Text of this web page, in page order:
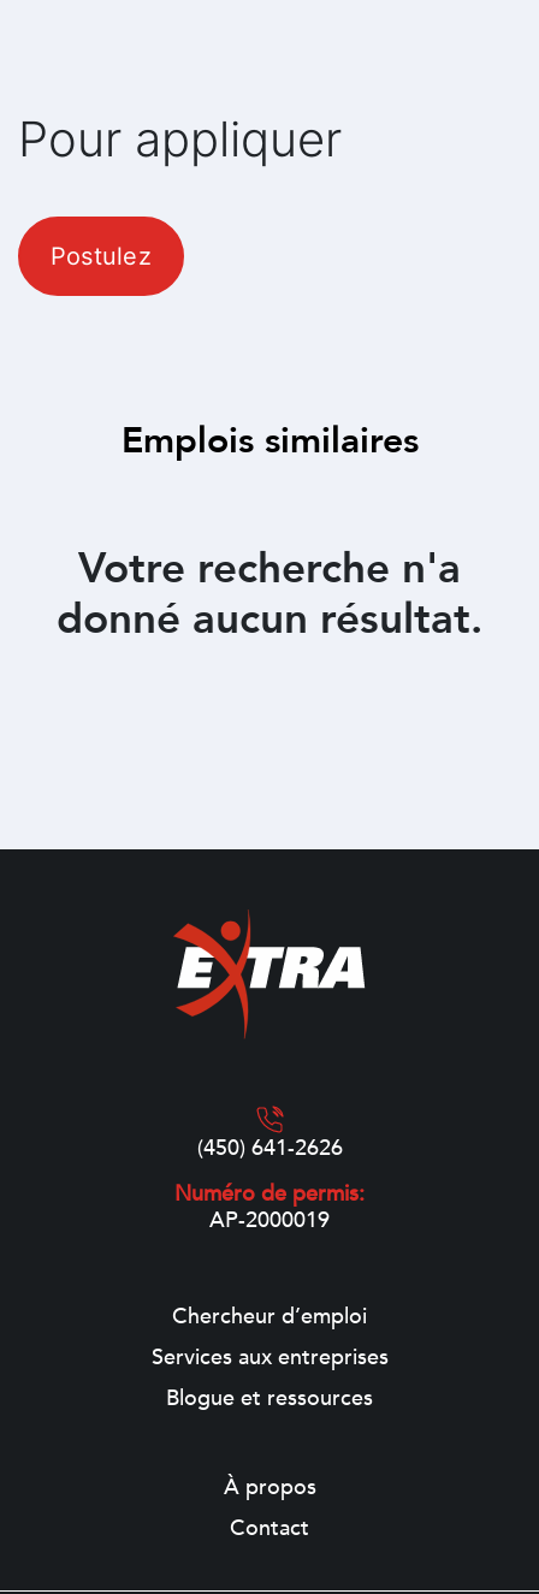
Pour appliquer
Postulez
Emplois similaires
Votre recherche n'a
donné aucun résultat.
(450) 641-2626
Numéro de permis:
AP-2000019
Chercheur d’emploi
Services aux entreprises
Blogue et ressources
À propos
Contact